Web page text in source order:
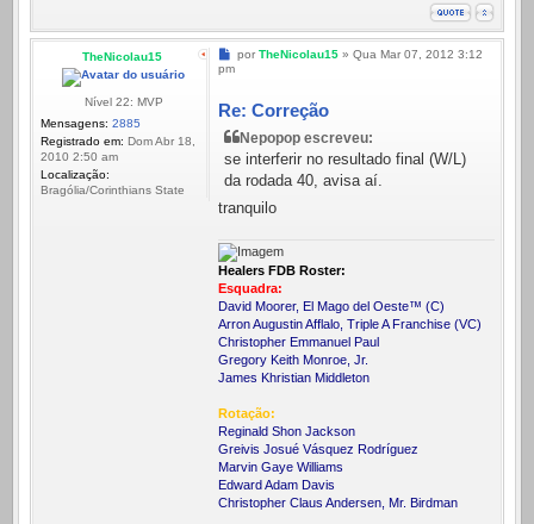
TheNicolau15
Nível 22: MVP
Mensagens: 2885
Registrado em: Dom Abr 18,
2010 2:50 am
Localização:
Bragólia/Corinthians State
Mensagem
por TheNicolau15» Qua Mar 07, 2012 3:12
pm
Re: Correção
Nepopop escreveu:
se interferir no resultado final (W/L)
da rodada 40, avisa aí.
tranquilo
Healers FDB Roster:
Esquadra:
David Moorer, El Mago del Oeste™ (C)
Arron Augustin Afflalo, Triple A Franchise (VC)
Christopher Emmanuel Paul
Gregory Keith Monroe, Jr.
James Khristian Middleton
Rotação:
Reginald Shon Jackson
Greivis Josué Vásquez Rodríguez
Marvin Gaye Williams
Edward Adam Davis
Christopher Claus Andersen, Mr. Birdman